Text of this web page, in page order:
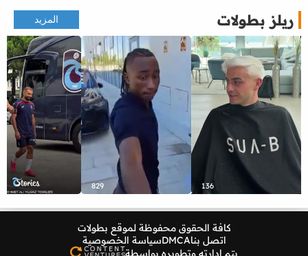
ريلز بطولات المزيد
136
829
كافة الحقوق محفوظة لموقع بطولات
اتصل بناDMCAسياسة الخصوصية
يتم إدارته وتطويره بواسطة